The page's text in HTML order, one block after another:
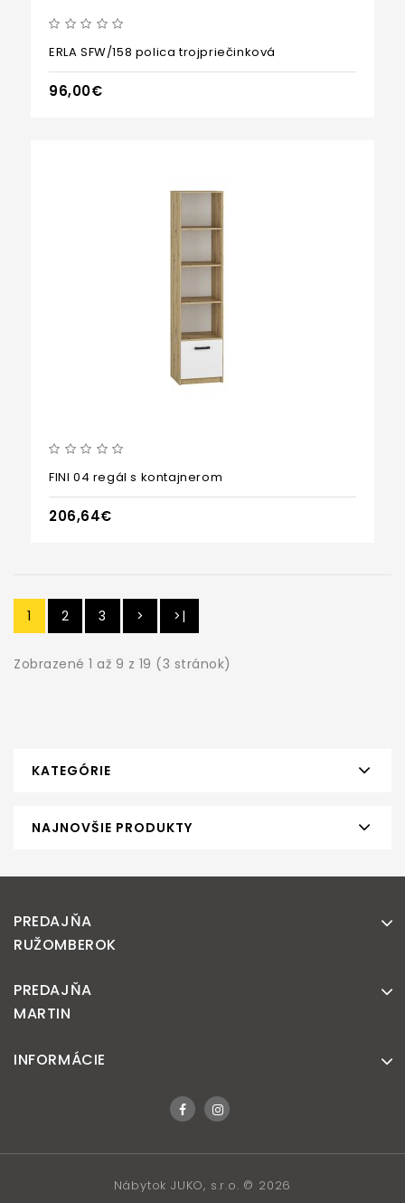
ERLA SFW/158 polica trojpriečinková
96,00€
FINI 04 regál s kontajnerom
206,64€
1 2 3 > >|
Zobrazené 1 až 9 z 19 (3 stránok)
KATEGÓRIE
NAJNOVŠIE PRODUKTY
PREDAJŇA
RUŽOMBEROK
PREDAJŇA
MARTIN
INFORMÁCIE
Nábytok JUKO, s.r.o. © 2026